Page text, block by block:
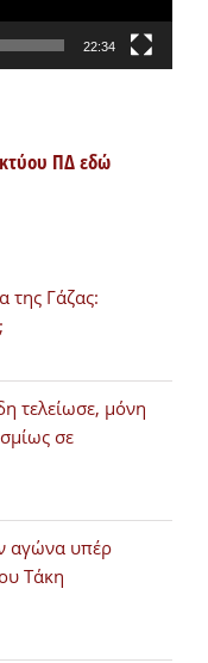
22:34
ΠΔ εδώ
της Γάζας:
τελείωσε, μόνη
σε
αγώνα υπέρ
Τάκη